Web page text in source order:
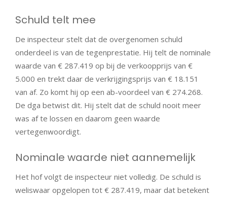
Schuld telt mee
De inspecteur stelt dat de overgenomen schuld
onderdeel is van de tegenprestatie. Hij telt de nominale
waarde van € 287.419 op bij de verkoopprijs van €
5.000 en trekt daar de verkrijgingsprijs van € 18.151
van af. Zo komt hij op een ab-voordeel van € 274.268.
De dga betwist dit. Hij stelt dat de schuld nooit meer
was af te lossen en daarom geen waarde
vertegenwoordigt.
Nominale waarde niet aannemelijk
Het hof volgt de inspecteur niet volledig. De schuld is
weliswaar opgelopen tot € 287.419, maar dat betekent